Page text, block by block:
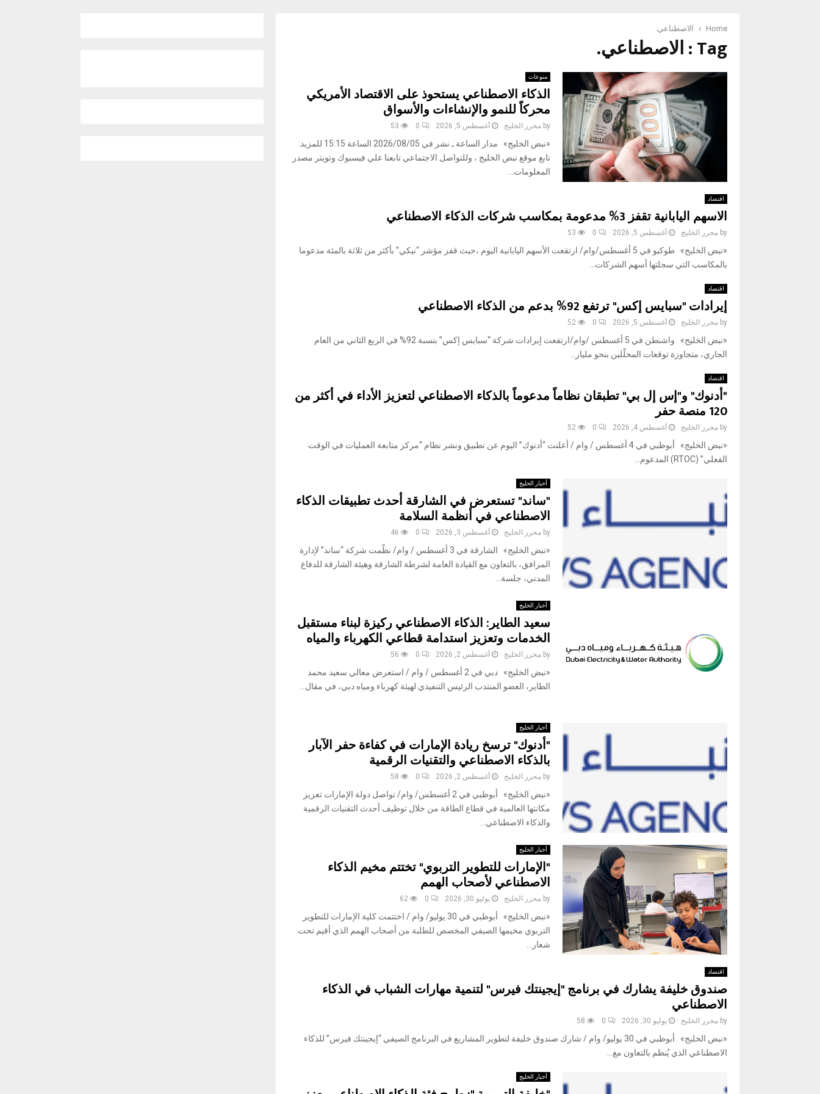
Home الاصطناعي.
Tag : الاصطناعي.
منوعات
الذكاء الاصطناعي يستحوذ على الاقتصاد الأمريكي
محركاً للنمو والإنشاءات والأسواق
by محرر الخليج أغسطس 5, 2026 0
53
«نبض الخليج» مدار الساعة ـ نشر في 2026/08/05 الساعة 15:15 للمزيد:
تابع موقع نبض الخليج ، وللتواصل الاجتماعي تابعنا علي فيسبوك وتويتر مصدر
المعلومات...
اقتصاد
الاسهم اليابانية تقفز 3% مدعومة بمكاسب شركات الذكاء الاصطناعي
by محرر الخليج أغسطس 5, 2026 0
53
«نبض الخليج» طوكيو في 5 أغسطس/وام/ ارتقعت الأسهم اليابانية اليوم ،حيث قفز مؤشر “⁠نيكي” بأكثر من ثلاثة بالمئة مدعوما
بالمكاسب التي سجلتها أسهم الشركات...
اقتصاد
إيرادات "سبايس إكس" ترتفع 92% بدعم من الذكاء الاصطناعي
by محرر الخليج أغسطس 5, 2026 0
52
«نبض الخليج» واشنطن في 5 أغسطس /وام/ارتفعت إيرادات شركة “سبايس إكس” بنسبة 92% في الربع الثاني من العام
الجاري، متجاوزة توقعات المحلّلين بنحو مليار...
اقتصاد
"أدنوك" و"إس إل بي" تطبقان نظاماً مدعوماً بالذكاء الاصطناعي لتعزيز الأداء في أكثر من
120 منصة حفر
by محرر الخليج أغسطس 4, 2026 0
52
«نبض الخليج» أبوظبي في 4 أغسطس / وام / أعلنت “أدنوك” اليوم عن تطبيق ونشر نظام “مركز متابعة العمليات في الوقت
الفعلي” (RTOC) المدعوم...
أخبار الخليج
"ساند" تستعرض في الشارقة أحدث تطبيقات الذكاء
الاصطناعي في أنظمة السلامة
by محرر الخليج أغسطس 3, 2026 0
46
«نبض الخليج» الشارقة في 3 أغسطس / وام/ نظّمت شركة “ساند” لإدارة
المرافق، بالتعاون مع القيادة العامة لشرطة الشارقة وهيئة الشارقة للدفاع
المدني، جلسة...
أخبار الخليج
سعيد الطاير: الذكاء الاصطناعي ركيزة لبناء مستقبل
الخدمات وتعزيز استدامة قطاعي الكهرباء والمياه
by محرر الخليج أغسطس 2, 2026 0
56
«نبض الخليج» دبي في 2 أغسطس / وام / استعرض معالي سعيد محمد
الطاير، العضو المنتدب الرئيس التنفيذي لهيئة كهرباء ومياه دبي، في مقال...
أخبار الخليج
"أدنوك" ترسخ ريادة الإمارات في كفاءة حفر الآبار
بالذكاء الاصطناعي والتقنيات الرقمية
by محرر الخليج أغسطس 2, 2026 0
58
«نبض الخليج» أبوظبي في 2 أغسطس/ وام/ تواصل دولة الإمارات تعزيز
مكانتها العالمية في قطاع الطاقة من خلال توظيف أحدث التقنيات الرقمية
والذكاء الاصطناعي...
أخبار الخليج
"الإمارات للتطوير التربوي" تختتم مخيم الذكاء
الاصطناعي لأصحاب الهمم
by محرر الخليج يوليو 30, 2026 0
62
«نبض الخليج» أبوظبي في 30 يوليو/ وام / اختتمت كلية الإمارات للتطوير
التربوي مخيمها الصيفي المخصص للطلبة من أصحاب الهمم الذي أقيم تحت
شعار...
اقتصاد
صندوق خليفة يشارك في برنامج "إيجينتك فيرس" لتنمية مهارات الشباب في الذكاء
الاصطناعي
by محرر الخليج يوليو 30, 2026 0
58
«نبض الخليج» أبوظبي في 30 يوليو/ وام / شارك صندوق خليفة لتطوير المشاريع في البرنامج الصيفي “إيجينتك فيرس” للذكاء
الاصطناعي الذي يُنظم بالتعاون مع...
أخبار الخليج